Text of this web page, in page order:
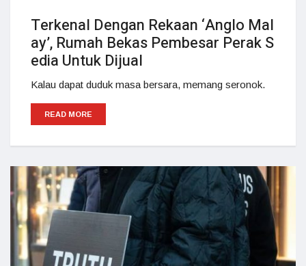
Terkenal Dengan Rekaan ‘Anglo Mal
ay’, Rumah Bekas Pembesar Perak S
edia Untuk Dijual
Kalau dapat duduk masa bersara, memang seronok.
READ MORE